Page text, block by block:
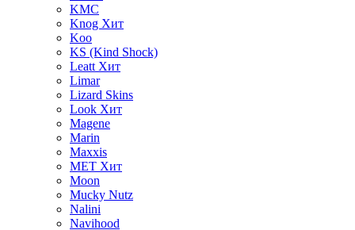
KMC
Knog Хит
Koo
KS (Kind Shock)
Leatt Хит
Limar
Lizard Skins
Look Хит
Magene
Marin
Maxxis
MET Хит
Moon
Mucky Nutz
Nalini
Navihood